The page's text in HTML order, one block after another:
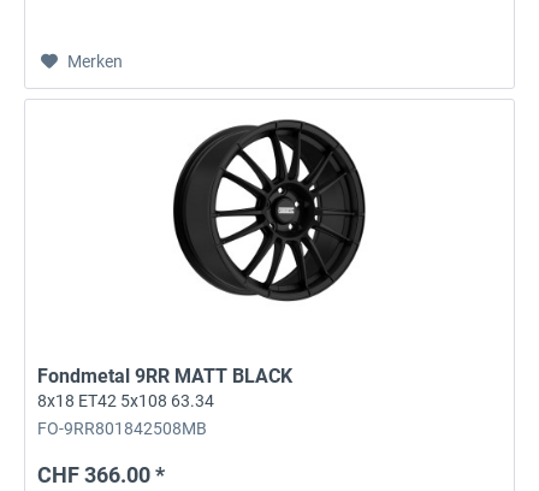
Merken
Fondmetal 9RR MATT BLACK
8x18 ET42 5x108 63.34
FO-9RR801842508MB
CHF 366.00 *